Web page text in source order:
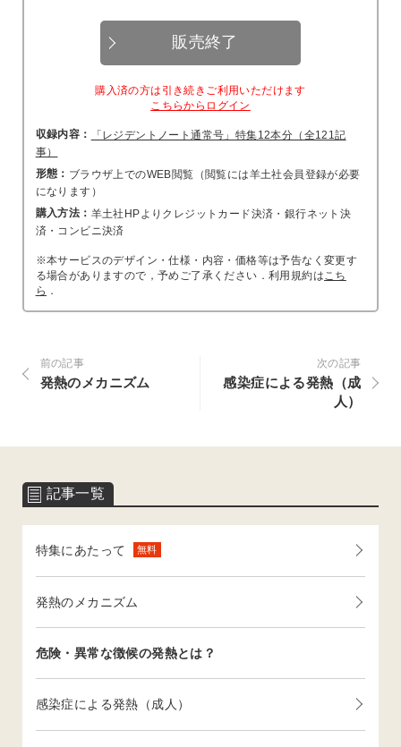
記事一覧
特集にあたって 無料
発熱のメカニズム
危険・異常な徴候の発熱とは？
感染症による発熱（成人）
販売終了
購入済の方は引き続きご利用いただけます
こちらからログイン
収録内容：
「レジデントノート通常号」特集12本分（全121記
事）
形態： ブラウザ上でのWEB閲覧（閲覧には羊土社会員登録が必要
になります）
購入方法： 羊土社HPよりクレジットカード決済・銀行ネット決
済・コンビニ決済
※本サービスのデザイン・仕様・内容・価格等は予告なく変更す
る場合がありますので，予めご了承ください．利用規約は こち
ら ．
前の記事
発熱のメカニズム
次の記事
感染症による発熱（成
人）